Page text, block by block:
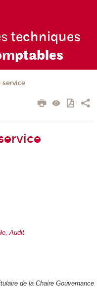
techniques
ptables
service
Audit
de la Chaire Gouvernance